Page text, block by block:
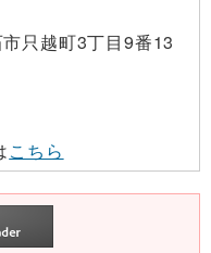
只越町3丁目9番13
こちら